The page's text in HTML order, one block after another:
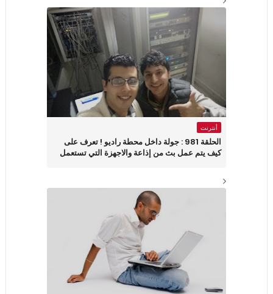
أنترنت
الحلقة 981 : جولة داخل محطة راديو ! تعرف على
كيف يتم عمل بث من إذاعة والاجهزة التي تستعمل